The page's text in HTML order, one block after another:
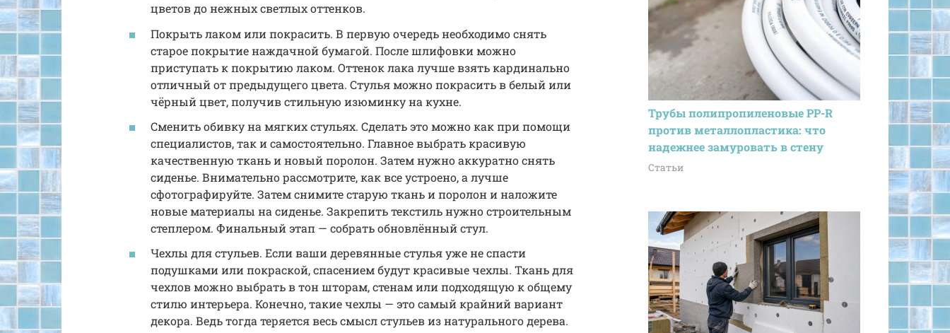
цветов до нежных светлых оттенков.
Покрыть лаком или покрасить. В первую очередь необходимо снять
старое покрытие наждачной бумагой. После шлифовки можно
приступать к покрытию лаком. Оттенок лака лучше взять кардинально
отличный от предыдущего цвета. Стулья можно покрасить в белый или
чёрный цвет, получив стильную изюминку на кухне.
Сменить обивку на мягких стульях. Сделать это можно как при помощи
специалистов, так и самостоятельно. Главное выбрать красивую
качественную ткань и новый поролон. Затем нужно аккуратно снять
сиденье. Внимательно рассмотрите, как все устроено, а лучше
сфотографируйте. Затем снимите старую ткань и поролон и наложите
новые материалы на сиденье. Закрепить текстиль нужно строительным
степлером. Финальный этап — собрать обновлённый стул.
Чехлы для стульев. Если ваши деревянные стулья уже не спасти
подушками или покраской, спасением будут красивые чехлы. Ткань для
чехлов можно выбрать в тон шторам, стенам или подходящую к общему
стилю интерьера. Конечно, такие чехлы — это самый крайний вариант
декора. Ведь тогда теряется весь смысл стульев из натурального дерева.
Трубы полипропиленовые PP-R
против металлопластика: что
надежнее замуровать в стену
Статьи